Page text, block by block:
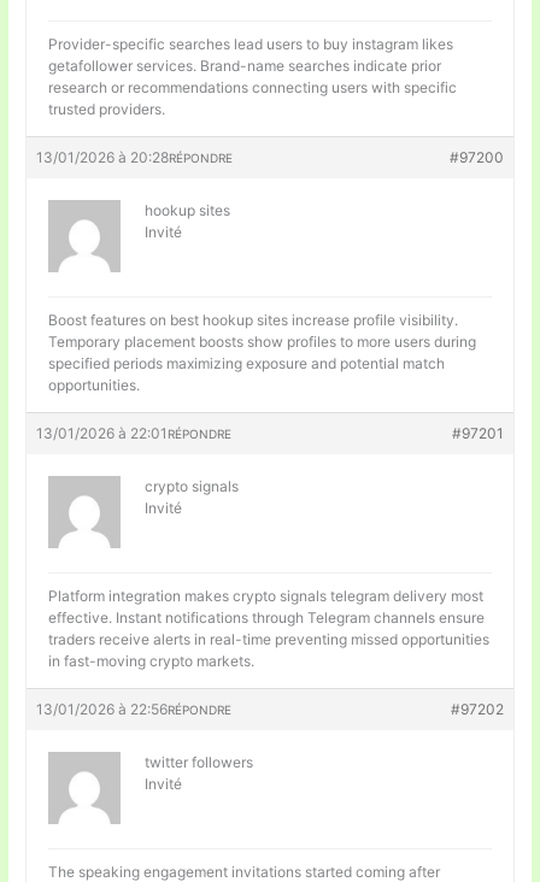
Provider-specific searches lead users to buy instagram likes
getafollower services. Brand-name searches indicate prior
research or recommendations connecting users with specific
trusted providers.
13/01/2026 à 20:28 #97200
RÉPONDRE
hookup sites
Invité
Boost features on best hookup sites increase profile visibility.
Temporary placement boosts show profiles to more users during
specified periods maximizing exposure and potential match
opportunities.
13/01/2026 à 22:01 #97201
RÉPONDRE
crypto signals
Invité
Platform integration makescrypto signals telegram delivery most
effective. Instant notifications through Telegram channels ensure
traders receive alerts in real-time preventing missed opportunities
in fast-moving crypto markets.
13/01/2026 à 22:56 #97202
RÉPONDRE
twitter followers
Invité
The speaking engagement invitations started coming after